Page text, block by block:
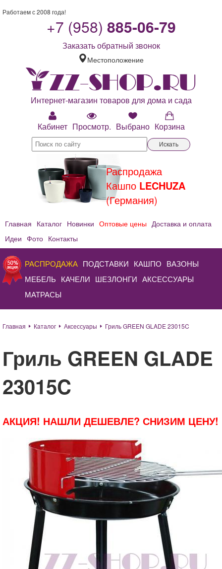
Работаем с 2008 года!
+7 (958) 885-06-79
Заказать обратный звонок
Местоположение
Интернет-магазин товаров для дома и сада
Кабинет Просмотр. Выбрано Корзина
Искать
Распродажа
Кашпо LECHUZA
(Германия)
Главная Каталог Новинки Оптовые цены Доставка и оплата
Идеи Фото Контакты
РАСПРОДАЖА ПОДСТАВКИ КАШПО ВАЗОНЫ
МЕБЕЛЬ КАЧЕЛИ ШЕЗЛОНГИ АКСЕССУАРЫ
МАТРАСЫ
Главная Каталог Аксессуары Гриль GREEN GLADE 23015C
Гриль GREEN GLADE
23015C
АКЦИЯ! НАШЛИ ДЕШЕВЛЕ? СНИЗИМ ЦЕНУ!